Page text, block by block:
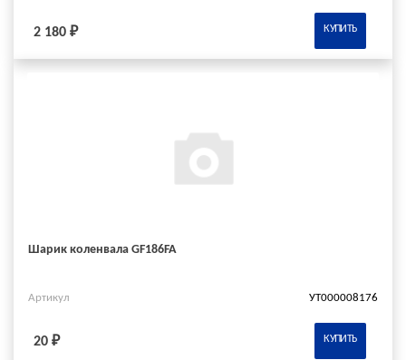
2 180 ₽ КУПИТЬ
Шарик коленвала GF186FA
Артикул УТ000008176
20 ₽ КУПИТЬ